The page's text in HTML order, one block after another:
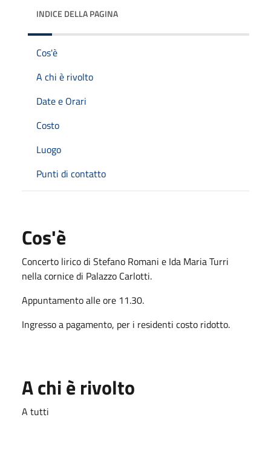
INDICE DELLA PAGINA
Cos'è
A chi è rivolto
Date e Orari
Costo
Luogo
Punti di contatto
Cos'è
Concerto lirico di Stefano Romani e Ida Maria Turri
nella cornice di Palazzo Carlotti.
Appuntamento alle ore 11.30.
Ingresso a pagamento, per i residenti costo ridotto.
A chi è rivolto
A tutti